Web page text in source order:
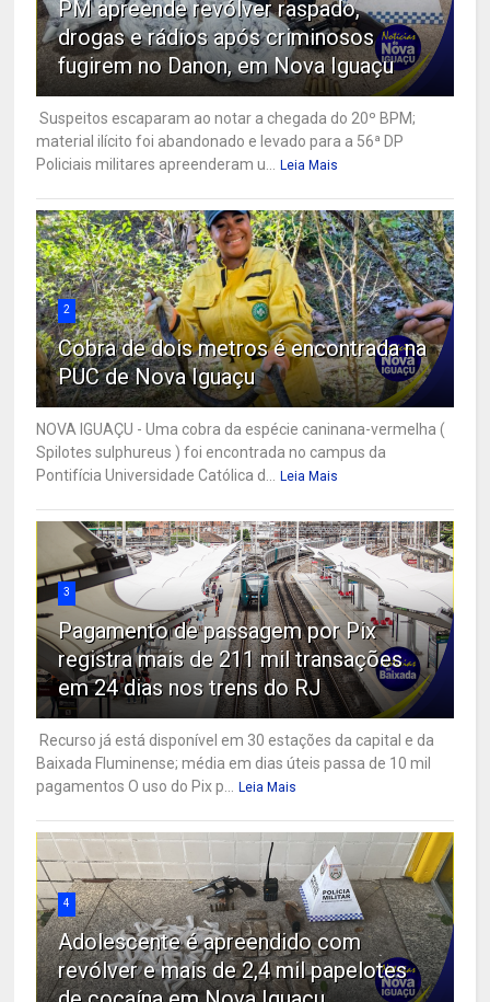
PM apreende revólver raspado,
drogas e rádios após criminosos
fugirem no Danon, em Nova Iguaçu
Suspeitos escaparam ao notar a chegada do 20º BPM;
material ilícito foi abandonado e levado para a 56ª DP
Policiais militares apreenderam u... Leia Mais
2
Cobra de dois metros é encontrada na
PUC de Nova Iguaçu
NOVA IGUAÇU - Uma cobra da espécie caninana-vermelha (
Spilotes sulphureus ) foi encontrada no campus da
Pontifícia Universidade Católica d... Leia Mais
3
Pagamento de passagem por Pix
registra mais de 211 mil transações
em 24 dias nos trens do RJ
Recurso já está disponível em 30 estações da capital e da
Baixada Fluminense; média em dias úteis passa de 10 mil
pagamentos O uso do Pix p... Leia Mais
4
Adolescente é apreendido com
revólver e mais de 2,4 mil papelotes